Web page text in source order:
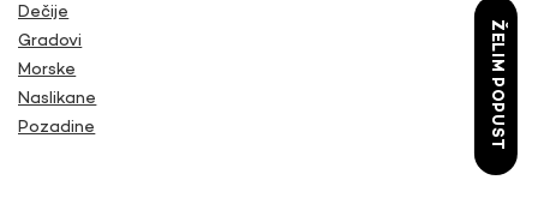
Dečije
Gradovi
Morske
Naslikane
Pozadine
ŽELIM POPUST